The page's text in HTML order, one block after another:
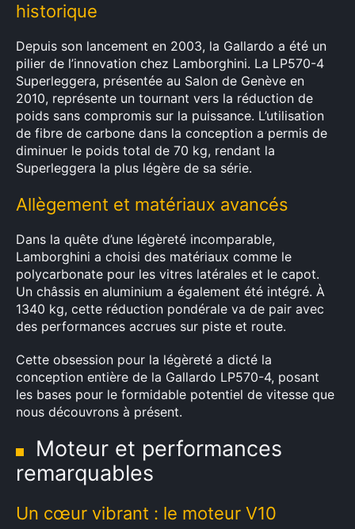
historique
Depuis son lancement en 2003, la Gallardo a été un
pilier de l’innovation chez Lamborghini. La LP570-4
Superleggera, présentée au Salon de Genève en
2010, représente un tournant vers la réduction de
poids sans compromis sur la puissance. L’utilisation
de fibre de carbone dans la conception a permis de
diminuer le poids total de 70 kg, rendant la
Superleggera la plus légère de sa série.
Allègement et matériaux avancés
Dans la quête d’une légèreté incomparable,
Lamborghini a choisi des matériaux comme le
polycarbonate pour les vitres latérales et le capot.
Un châssis en aluminium a également été intégré. À
1340 kg, cette réduction pondérale va de pair avec
des performances accrues sur piste et route.
Cette obsession pour la légèreté a dicté la
conception entière de la Gallardo LP570-4, posant
les bases pour le formidable potentiel de vitesse que
nous découvrons à présent.
Moteur et performances
remarquables
Un cœur vibrant : le moteur V10